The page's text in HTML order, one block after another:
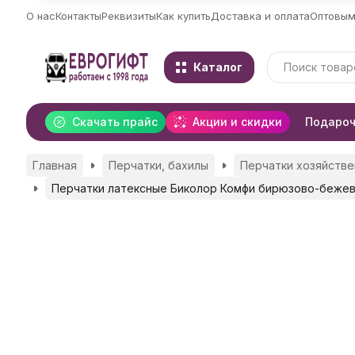
О насКонтактыРеквизитыКак купитьДоставка и оплата
Каталог
Скачать прайс Акции и скидки
Главная Перчатки, бахилы
Перчатки
Перчатки латексные Биколор Комфи бирюзово-